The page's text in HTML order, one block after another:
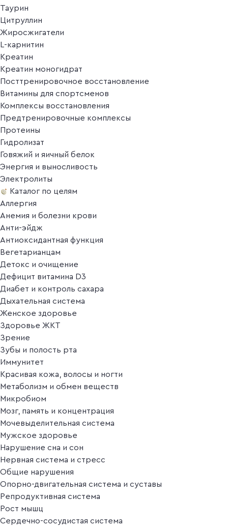
Таурин
Цитруллин
Жиросжигатели
L-карнитин
Креатин
Креатин моногидрат
Посттренировочное восстановление
Витамины для спортсменов
Комплексы восстановления
Предтренировочные комплексы
Протеины
Гидролизат
Говяжий и яичный белок
Энергия и выносливость
Электролиты
Каталог по целям
Аллергия
Анемия и болезни крови
Анти-эйдж
Антиоксидантная функция
Вегетарианцам
Детокс и очищение
Дефицит витамина D3
Диабет и контроль сахара
Дыхательная система
Женское здоровье
Здоровье ЖКТ
Зрение
Зубы и полость рта
Иммунитет
Красивая кожа, волосы и ногти
Метаболизм и обмен веществ
Микробиом
Мозг, память и концентрация
Мочевыделительная система
Мужское здоровье
Нарушение сна и сон
Нервная система и стресс
Общие нарушения
Опорно-двигательная система и суставы
Репродуктивная система
Рост мышц
Сердечно-сосудистая система